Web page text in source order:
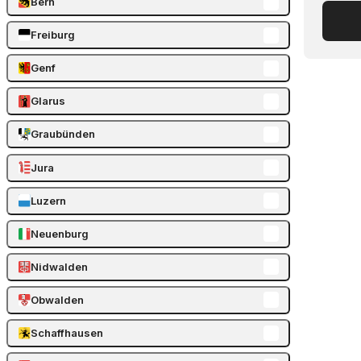
Freiburg
Genf
Glarus
Graubünden
Jura
Luzern
Neuenburg
Nidwalden
Obwalden
Schaffhausen